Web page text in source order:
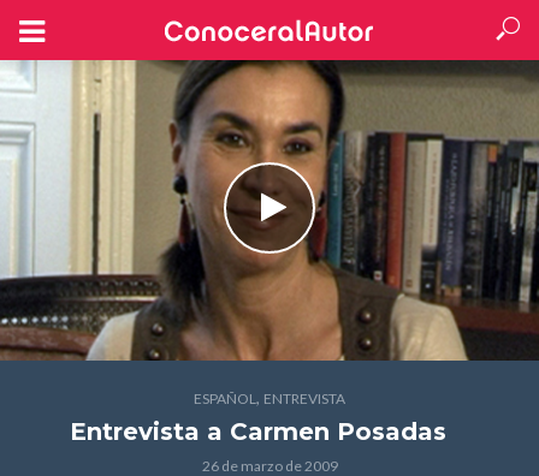
ESPAÑOL, ENTREVISTA
Entrevista a Carmen Posadas
26 de marzo de 2009